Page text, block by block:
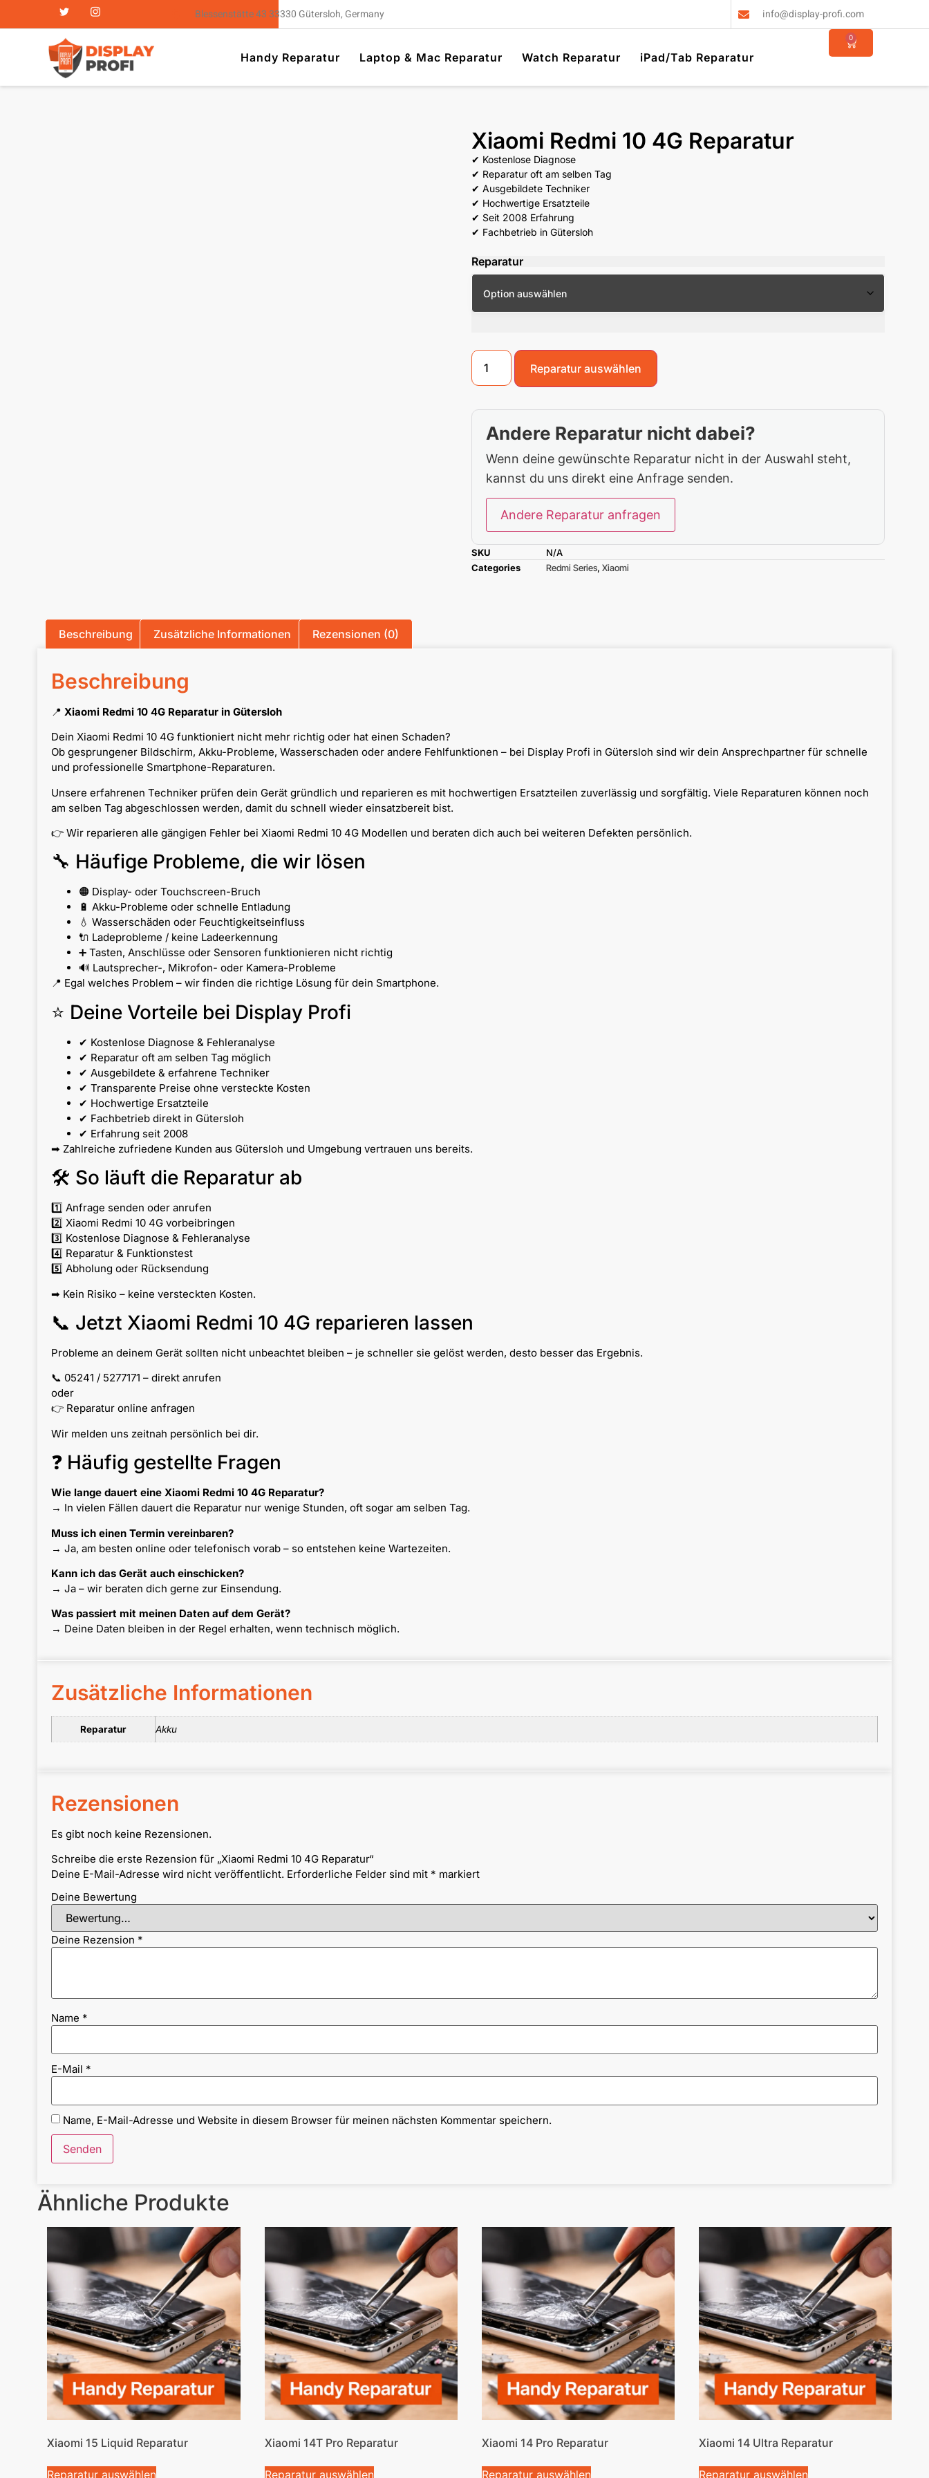
Blessenstätte 43 33330 Gütersloh, Germany info@display-profi.com
Handy Reparatur Laptop & Mac Reparatur Watch Reparatur iPad/Tab Reparatur
0
Xiaomi Redmi 10 4G Reparatur
✔ Kostenlose Diagnose
✔ Reparatur oft am selben Tag
✔ Ausgebildete Techniker
✔ Hochwertige Ersatzteile
✔ Seit 2008 Erfahrung
✔ Fachbetrieb in Gütersloh
Reparatur
Reparatur auswählen
Andere Reparatur nicht dabei?
Wenn deine gewünschte Reparatur nicht in der Auswahl steht,
kannst du uns direkt eine Anfrage senden.
Andere Reparatur anfragen
SKU
N/A
Categories
Redmi Series, Xiaomi
Beschreibung Zusätzliche Informationen Rezensionen (0)
Beschreibung
📍 Xiaomi Redmi 10 4G Reparatur in Gütersloh
Dein Xiaomi Redmi 10 4G funktioniert nicht mehr richtig oder hat einen Schaden?
Ob gesprungener Bildschirm, Akku-Probleme, Wasserschaden oder andere Fehlfunktionen – bei Display Profi in Gütersloh sind wir dein Ansprechpartner für schnelle
und professionelle Smartphone-Reparaturen.
Unsere erfahrenen Techniker prüfen dein Gerät gründlich und reparieren es mit hochwertigen Ersatzteilen zuverlässig und sorgfältig. Viele Reparaturen können noch
am selben Tag abgeschlossen werden, damit du schnell wieder einsatzbereit bist.
👉 Wir reparieren alle gängigen Fehler bei Xiaomi Redmi 10 4G Modellen und beraten dich auch bei weiteren Defekten persönlich.
🔧 Häufige Probleme, die wir lösen
🟠 Display- oder Touchscreen-Bruch
🔋 Akku-Probleme oder schnelle Entladung
💧 Wasserschäden oder Feuchtigkeitseinfluss
🔌 Ladeprobleme / keine Ladeerkennung
➕ Tasten, Anschlüsse oder Sensoren funktionieren nicht richtig
🔊 Lautsprecher-, Mikrofon- oder Kamera-Probleme
📍 Egal welches Problem – wir finden die richtige Lösung für dein Smartphone.
⭐ Deine Vorteile bei Display Profi
✔ Kostenlose Diagnose & Fehleranalyse
✔ Reparatur oft am selben Tag möglich
✔ Ausgebildete & erfahrene Techniker
✔ Transparente Preise ohne versteckte Kosten
✔ Hochwertige Ersatzteile
✔ Fachbetrieb direkt in Gütersloh
✔ Erfahrung seit 2008
➡ Zahlreiche zufriedene Kunden aus Gütersloh und Umgebung vertrauen uns bereits.
🛠 So läuft die Reparatur ab
1️⃣ Anfrage senden oder anrufen
2️⃣ Xiaomi Redmi 10 4G vorbeibringen
3️⃣ Kostenlose Diagnose & Fehleranalyse
4️⃣ Reparatur & Funktionstest
5️⃣ Abholung oder Rücksendung
➡ Kein Risiko – keine versteckten Kosten.
📞 Jetzt Xiaomi Redmi 10 4G reparieren lassen
Probleme an deinem Gerät sollten nicht unbeachtet bleiben – je schneller sie gelöst werden, desto besser das Ergebnis.
📞 05241 / 5277171 – direkt anrufen
oder
👉 Reparatur online anfragen
Wir melden uns zeitnah persönlich bei dir.
❓ Häufig gestellte Fragen
Wie lange dauert eine Xiaomi Redmi 10 4G Reparatur?
→ In vielen Fällen dauert die Reparatur nur wenige Stunden, oft sogar am selben Tag.
Muss ich einen Termin vereinbaren?
→ Ja, am besten online oder telefonisch vorab – so entstehen keine Wartezeiten.
Kann ich das Gerät auch einschicken?
→ Ja – wir beraten dich gerne zur Einsendung.
Was passiert mit meinen Daten auf dem Gerät?
→ Deine Daten bleiben in der Regel erhalten, wenn technisch möglich.
Zusätzliche Informationen
Reparatur Akku
Rezensionen
Es gibt noch keine Rezensionen.
Schreibe die erste Rezension für „Xiaomi Redmi 10 4G Reparatur“
Deine E-Mail-Adresse wird nicht veröffentlicht. Erforderliche Felder sind mit * markiert
Deine Bewertung
Deine Rezension *
Name *
E-Mail *
Name, E-Mail-Adresse und Website in diesem Browser für meinen nächsten Kommentar speichern.
Ähnliche Produkte
Xiaomi 15 Liquid Reparatur
Reparatur auswählen
Xiaomi 14T Pro Reparatur
Reparatur auswählen
Xiaomi 14 Pro Reparatur
Reparatur auswählen
Xiaomi 14 Ultra Reparatur
Reparatur auswählen